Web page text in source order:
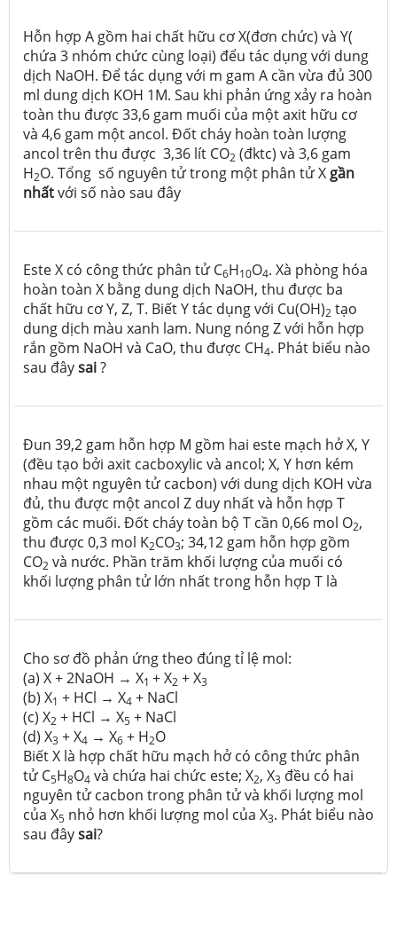
Hỗn hợp A gồm hai chất hữu cơ X(đơn chức) và Y(
chứa 3 nhóm chức cùng loại) đểu tác dụng với dung
dịch NaOH. Để tác dụng với m gam A cần vừa đủ 300
ml dung dịch KOH 1M. Sau khi phản ứng xảy ra hoàn
toàn thu được 33,6 gam muối của một axit hữu cơ
và 4,6 gam một ancol. Đốt cháy hoàn toàn lượng
ancol trên thu được 3,36 lít CO2 (đktc) và 3,6 gam
H2O. Tổng số nguyên tử trong một phân tử X gần
nhấtvới số nào sau đây
Este X có công thức phân tử C6H10O4. Xà phòng hóa
hoàn toàn X bằng dung dịch NaOH, thu được ba
chất hữu cơ Y, Z, T. Biết Y tác dụng với Cu(OH)2 tạo
dung dịch màu xanh lam. Nung nóng Z với hỗn hợp
rắn gồm NaOH và CaO, thu được CH4. Phát biểu nào
sau đâysai?
Đun 39,2 gam hỗn hợp M gồm hai este mạch hở X, Y
(đều tạo bởi axit cacboxylic và ancol; X, Y hơn kém
nhau một nguyên tử cacbon) với dung dịch KOH vừa
đủ, thu được một ancol Z duy nhất và hỗn hợp T
gồm các muối. Đốt cháy toàn bộ T cần 0,66 mol O2,
thu được 0,3 mol K2CO3; 34,12 gam hỗn hợp gồm
CO2 và nước. Phần trăm khối lượng của muối có
khối lượng phân tử lớn nhất trong hỗn hợp T là
Cho sơ đồ phản ứng theo đúng tỉ lệ mol:
(a) X + 2NaOH → X1 + X2 + X3
(b) X1 + HCl → X4 + NaCl
(c) X2 + HCl → X5 + NaCl
(d) X3 + X4 → X6 + H2O
Biết X là hợp chất hữu mạch hở có công thức phân
tử C5H8O4 và chứa hai chức este; X2, X3 đều có hai
nguyên tử cacbon trong phân tử và khối lượng mol
của X5 nhỏ hơn khối lượng mol của X3. Phát biểu nào
sau đâysai?